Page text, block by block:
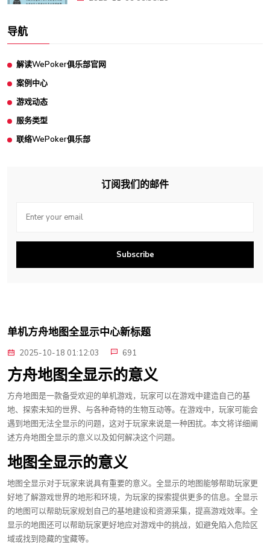
导航
解读WePoker俱乐部官网
案例中心
游戏动态
服务类型
联络WePoker俱乐部
订阅我们的邮件
Subscribe
单机方舟地图全显示中心新标题
2025-10-18 01:12:03 691
方舟地图全显示的意义
方舟地图是一款备受欢迎的单机游戏，玩家可以在游戏中建造自己的基
地、探索未知的世界、与各种奇特的生物互动等。在游戏中，玩家可能会
遇到地图无法全显示的问题，这对于玩家来说是一种困扰。本文将详细阐
述方舟地图全显示的意义以及如何解决这个问题。
地图全显示的意义
地图全显示对于玩家来说具有重要的意义。全显示的地图能够帮助玩家更
好地了解游戏世界的地形和环境，为玩家的探索提供更多的信息。全显示
的地图可以帮助玩家规划自己的基地建设和资源采集，提高游戏效率。全
显示的地图还可以帮助玩家更好地应对游戏中的挑战，如避免陷入危险区
域或找到隐藏的宝藏等。